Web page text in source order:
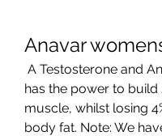
Anavar
has the power to build
muscle, whilst losing
body fat. Note: We